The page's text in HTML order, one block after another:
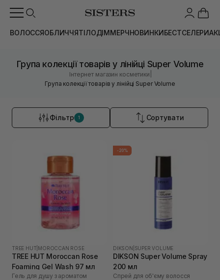
ВОЛОССЯОБЛИЧЧЯТІЛОДІММЕРЧНОВИНКИБЕСТСЕЛЕРИ
Група колекції товарів у лінійці Super Volume
Інтернет магазин косметики
Група колекції товарів у лінійці Super Volume
Фільтр 1 Сортувати
TREE HUT MOROCCAN ROSE
TREE HUT Moroccan Rose
Foaming Gel Wash 97 мл
Гель для душу з ароматом
-20%
DIKSON SUPER VOLUME
DIKSON Super Volume Spray
200 мл
Спрей для об'єму волосся